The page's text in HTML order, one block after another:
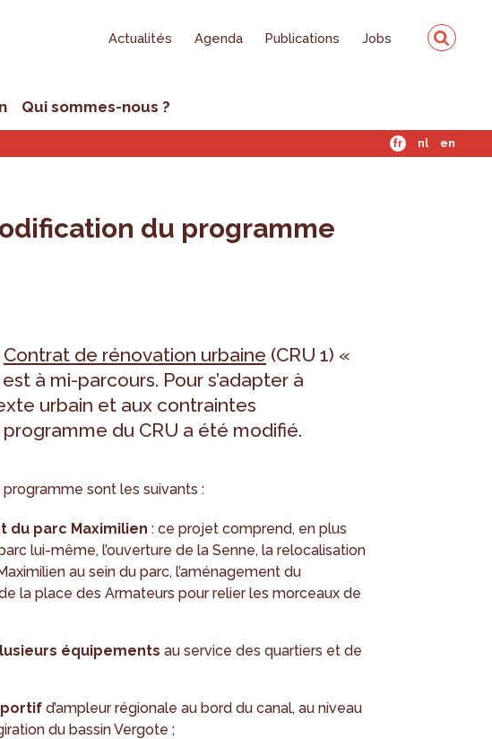
Actualités Agenda Publications Jobs
Qui sommes-nous ?
fr nl en
du programme
Contrat de rénovation urbaine (CRU 1) «
à mi-parcours. Pour s’adapter à
urbain et aux contraintes
du CRU a été modifié.
sont les suivants :
du parc Maximilien : ce projet comprend, en plus
lui-même, l’ouverture de la Senne, la relocalisation
au sein du parc, l’aménagement du
la place des Armateurs pour relier les morceaux de
équipements au service des quartiers et de
d’ampleur régionale au bord du canal, au niveau
du bassin Vergote ;